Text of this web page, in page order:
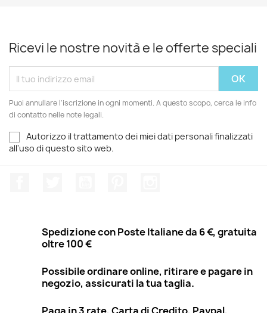
Ricevi le nostre novità e le offerte speciali
Puoi annullare l'iscrizione in ogni momenti. A questo scopo, cerca le info
di contatto nelle note legali.
Autorizzo il trattamento dei miei dati personali finalizzati
all'uso di questo sito web.
Spedizione con Poste Italiane da 6 €, gratuita
oltre 100 €
Possibile ordinare online, ritirare e pagare in
negozio, assicurati la tua taglia.